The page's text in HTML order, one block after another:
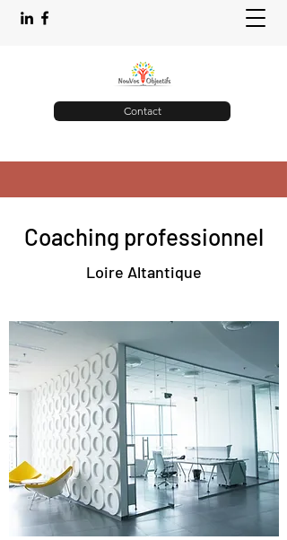
Contact
Coaching professionnel
Loire Altantique